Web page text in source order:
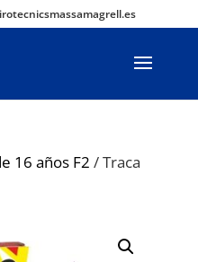
16 años F2 / Traca